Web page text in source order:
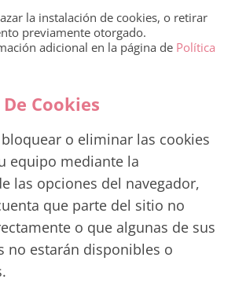
la instalación de cookies, o retirar
previamente otorgado.
adicional en la página de Política
Cookies
o eliminar las cookies
equipo mediante la
las opciones del navegador,
que parte del sitio no
o que algunas de sus
no estarán disponibles o